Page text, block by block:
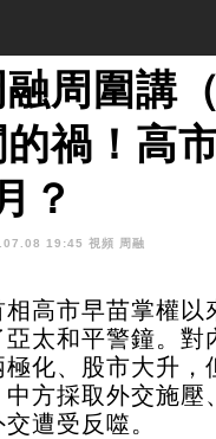
融周圍講
的禍！高
？
19:45 視頻 周融
相高市早苗掌權以
亞太和平警鐘。對
化、股市大升，
中方採取外交施
遭受反噬。